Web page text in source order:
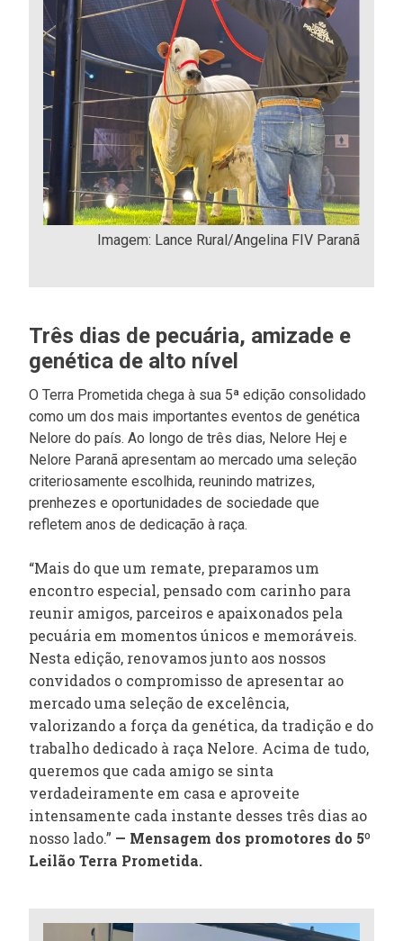
Imagem: Lance Rural/Angelina FIV Paranã
Três dias de pecuária, amizade e
genética de alto nível
O Terra Prometida chega à sua 5ª edição consolidado
como um dos mais importantes eventos de genética
Nelore do país. Ao longo de três dias, Nelore Hej e
Nelore Paranã apresentam ao mercado uma seleção
criteriosamente escolhida, reunindo matrizes,
prenhezes e oportunidades de sociedade que
refletem anos de dedicação à raça.
“Mais do que um remate, preparamos um
encontro especial, pensado com carinho para
reunir amigos, parceiros e apaixonados pela
pecuária em momentos únicos e memoráveis.
Nesta edição, renovamos junto aos nossos
convidados o compromisso de apresentar ao
mercado uma seleção de excelência,
valorizando a força da genética, da tradição e do
trabalho dedicado à raça Nelore. Acima de tudo,
queremos que cada amigo se sinta
verdadeiramente em casa e aproveite
intensamente cada instante desses três dias ao
nosso lado.” — Mensagem dos promotores do 5º
Leilão Terra Prometida.